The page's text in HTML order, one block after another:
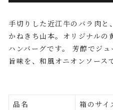
手切りした近江牛のバラ肉と
かねきち山本。オリジナルの
ハンバーグです。 芳醇でジ
旨味を、和風オニオンソース
品名
箱のサイ